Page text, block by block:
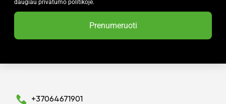
daugiau privatumo politikoje.
Prenumeruoti
+37064671901